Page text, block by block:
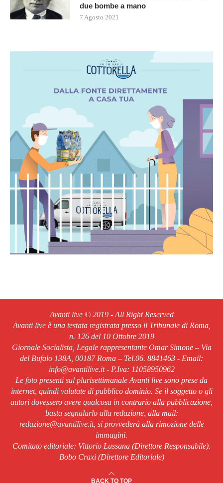
due bombe a mano
7 Agosto 2021
Avanti live © 2019 - All Right Reserved
Avanti live è una testata registrata presso il Tribunale di Roma,
n. 126 del 10 Ottobre 2019
Giornale Socialista, Legale rappresentante Omar Simone – Via
del Bufalo 138A, 00187 Roma – Tel.06. 8841463 - Email:
info@avantilive.it - P.Iva: 11058950962
Le foto presenti sul plurisettimanale Avanti live sono prese da
internet, quindi valutate di pubblico dominio. Se il soggetto o gli
autori dovessero avere qualcosa in contrario alla pubblicazione,
basta segnalarlo alla redazione, alla mail:
redazione@avantilive.it, si provvederà alla rimozione delle
immagini.
Comitato editoriale: Vittorio Lussana (Direttore Responsabile).
Bobo Craxi (Direttore Editoriale)
BACK TO TOP